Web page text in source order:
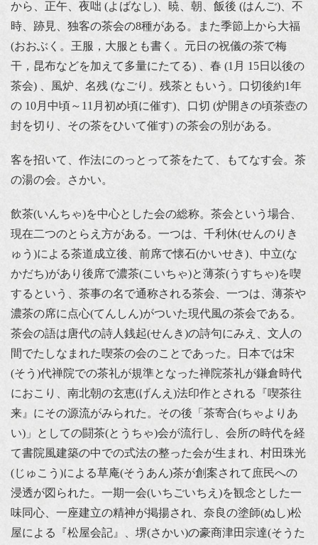
から、正午、夜咄 (よばなし)、暁、朝、飯後 (はんご)、不
時、跡見、独客の茶会の8種がある。また季節上から大福
(おおぶく。王服，大服とも書く。元日の祝儀の茶で梅
干，昆布などを加えて多量にたてる) 、春 (1月 15日以後の
茶会) 、風炉、名残 (なごり。残茶ともいう。口切後約1年
の 10月中頃～11月初め頃に催す)、口切 (炉開きの頃茶壺の
封を切り、その茶をひいて催す) の茶会の別がある。
客を招いて、作法にのっとって茶をたて、もてなす会。茶
の湯の会。さかい。
飲茶(いんちゃ)を中心とした会の総称。茶会という場合、
現在二つのとらえ方がある。一つは、千利休(せんのりき
ゅう)による茶道成立後、前席で懐石(かいせき)、中立(な
かだち)があり後席で濃茶(こいちゃ)と薄茶(うすちゃ)を喫
するという、茶事の名で通称される茶会、一つは、薄茶や
濃茶の席に点心(てんしん)がついた現代風の茶会である。
茶会の語は唐代の詩人銭起(せんき)の詩句にみえ、文人の
間でたしなまれた喫茶の会のことであった。日本では宋
(そう)代禅院での茶礼が規準となった禅院茶礼が鎌倉時代
におこり、南北朝の玄恵(げんえ)法印作とされる『喫茶往
来』にその源流がみられた。その後「茶寄合(ちゃよりあ
い)」としての闘茶(とうちゃ)会が流行し、会所の時代を経
て書院風建築の中での式法の整った会が生まれ、村田珠光
(じゅこう)による草庵(そうあん)茶が創案されて庶民への
浸透が図られた。一期一会(いちごいちえ)を観念とした一
味同心、一座建立の精神が掲揚され、奈良の塗師(ぬし)松
屋による『松屋会記』、堺(さかい)の豪商津田宗達(そうた